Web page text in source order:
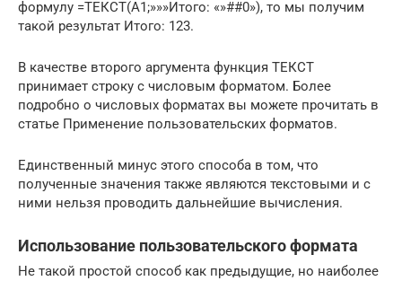
формулу =ТЕКСТ(A1;»»»Итого: «»##0»), то мы получим
такой результат Итого: 123.
В качестве второго аргумента функция ТЕКСТ
принимает строку с числовым форматом. Более
подробно о числовых форматах вы можете прочитать в
статье Применение пользовательских форматов.
Единственный минус этого способа в том, что
полученные значения также являются текстовыми и с
ними нельзя проводить дальнейшие вычисления.
Использование пользовательского формата
Не такой простой способ как предыдущие, но наиболее